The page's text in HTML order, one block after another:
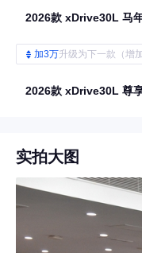
2026款 xDrive30L 马
加3万升级为下一款（增
2026款 xDrive30L 尊
实拍大图